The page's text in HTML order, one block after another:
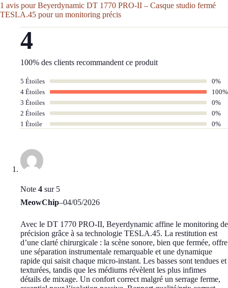
1 avis pourBeyerdynamic DT 1770 PRO-II – Casque studio fermé
TESLA.45 pour un monitoring précis
4
100% des clients recommandent ce produit
5 Étoiles
0%
4 Étoiles
100%
3 Étoiles
0%
2 Étoiles
0%
1 Étoile
0%
Note 4 sur 5
MeowChip–04/05/2026
Avec le DT 1770 PRO-II, Beyerdynamic affine le monitoring de
précision grâce à sa technologie TESLA.45. La restitution est
d’une clarté chirurgicale : la scène sonore, bien que fermée, offre
une séparation instrumentale remarquable et une dynamique
rapide qui saisit chaque micro-instant. Les basses sont tendues et
texturées, tandis que les médiums révèlent les plus infimes
détails de mixage. Un confort correct malgré un serrage ferme,